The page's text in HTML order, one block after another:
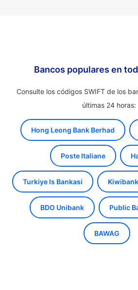
Bancos populares en
Consulte los códigos SWIFT de los
últimas 24 horas:
Hong Leong Bank Berhad
Poste Italiane
Turkiye Is Bankasi Kiwibank
BDO Unibank Public
BAWAG